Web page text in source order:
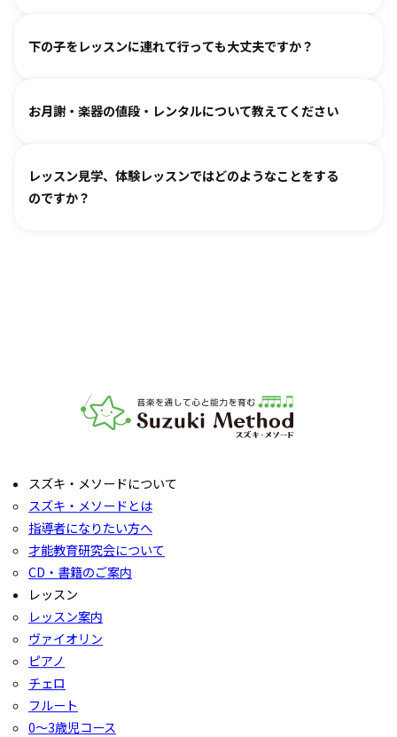
ァルトなどの名曲を弾けるようになります。指導者は 養成課
教室ごとに時間割を組んでおりますので、各教室までご相談
オンラインレッスン対応が可能な教室もございます。
下の子をレッスンに連れて行っても大丈夫ですか？
どうぞお連れください。まずはレッスン見学にお越しいただ
お月謝・楽器の値段・レンタルについて教えてください
お月謝は教室により異なります。 教室情報ページ をご参照く
ださい。
レッスン見学、体験レッスンではどのようなことをする
のですか？
音楽教室スズキ・メソード | 公益社団法人才能教育研究
スズキ・メソードについて
スズキ・メソードとは
指導者になりたい方へ
才能教育研究会について
CD・書籍のご案内
レッスン
レッスン案内
ヴァイオリン
ピアノ
チェロ
フルート
0〜3歳児コース